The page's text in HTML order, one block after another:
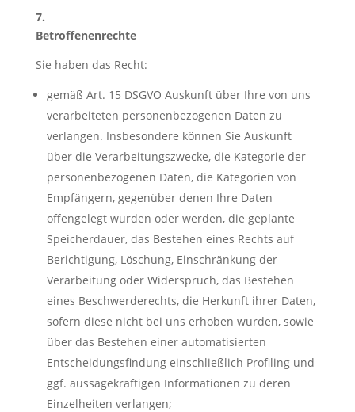
7.
Betroffenenrechte
Sie haben das Recht:
gemäß Art. 15 DSGVO Auskunft über Ihre von uns
verarbeiteten personenbezogenen Daten zu
verlangen. Insbesondere können Sie Auskunft
über die Verarbeitungszwecke, die Kategorie der
personenbezogenen Daten, die Kategorien von
Empfängern, gegenüber denen Ihre Daten
offengelegt wurden oder werden, die geplante
Speicherdauer, das Bestehen eines Rechts auf
Berichtigung, Löschung, Einschränkung der
Verarbeitung oder Widerspruch, das Bestehen
eines Beschwerderechts, die Herkunft ihrer Daten,
sofern diese nicht bei uns erhoben wurden, sowie
über das Bestehen einer automatisierten
Entscheidungsfindung einschließlich Profiling und
ggf. aussagekräftigen Informationen zu deren
Einzelheiten verlangen;